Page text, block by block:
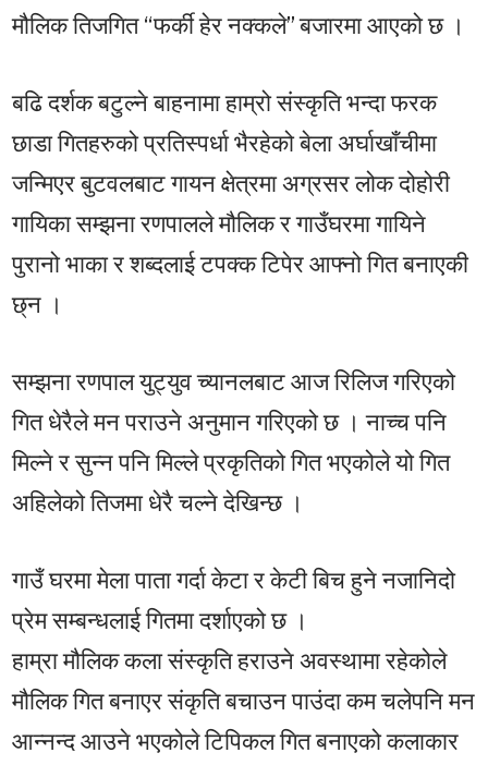
मौलिक तिजगित “फर्की हेर नक्कले” बजारमा आएको छ ।
बढि दर्शक बटुल्ने बाहनामा हाम्रो संस्कृति भन्दा फरक
छाडा गितहरुको प्रतिस्पर्धा भैरहेको बेला अर्घाखाँचीमा
जन्मिएर बुटवलबाट गायन क्षेत्रमा अग्रसर लोक दोहोरी
गायिका सम्झना रणपालले मौलिक र गाउँघरमा गायिने
पुरानो भाका र शब्दलाई टपक्क टिपेर आफ्नो गित बनाएकी
छ्न ।
सम्झना रणपाल युट्युव च्यानलबाट आज रिलिज गरिएको
गित धेरैले मन पराउने अनुमान गरिएको छ । नाच्च पनि
मिल्ने र सुन्न पनि मिल्ले प्रकृतिको गित भएकोले यो गित
अहिलेको तिजमा धेरै चल्ने देखिन्छ ।
गाउँ घरमा मेला पाता गर्दा केटा र केटी बिच हुने नजानिदो
प्रेम सम्बन्धलाई गितमा दर्शाएको छ ।
हाम्रा मौलिक कला संस्कृति हराउने अवस्थामा रहेकोले
मौलिक गित बनाएर संकृति बचाउन पाउंदा कम चलेपनि मन
आन्नन्द आउने भएकोले टिपिकल गित बनाएको कलाकार